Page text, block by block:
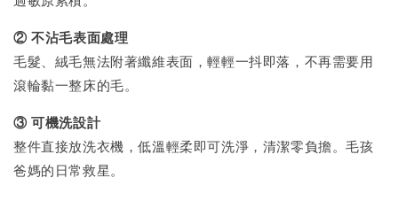
② 不沾毛表面處理
毛髮、絨毛無法附著纖維表面，輕輕一抖即落，不再需要用
滾輪黏一整床的毛。
③ 可機洗設計
整件直接放洗衣機，低溫輕柔即可洗淨，清潔零負擔。毛孩
爸媽的日常救星。